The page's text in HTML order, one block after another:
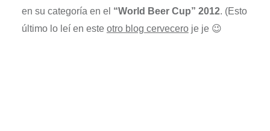
en su categoría en el “World Beer Cup” 2012. (Esto
último lo leí en este otro blog cerveceroje je 😉